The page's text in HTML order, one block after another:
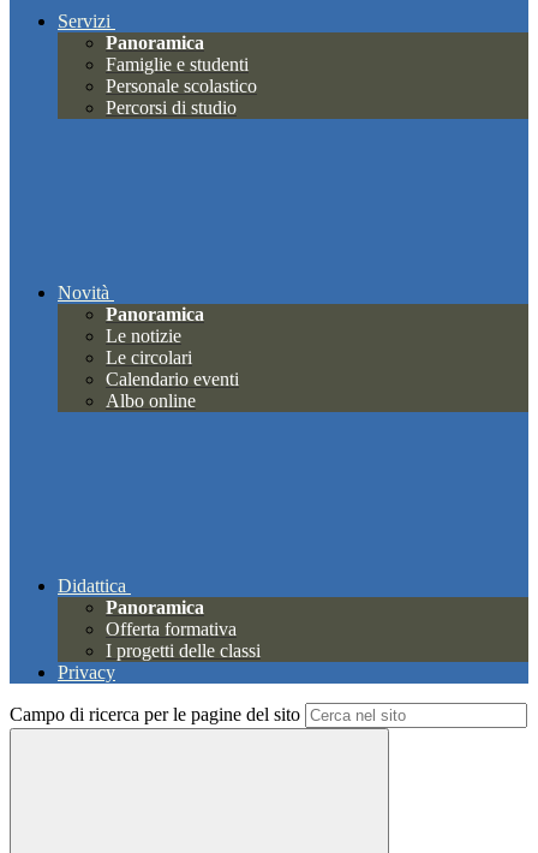
Servizi
Panoramica
Famiglie e studenti
Personale scolastico
Percorsi di studio
Novità
Panoramica
Le notizie
Le circolari
Calendario eventi
Albo online
Didattica
Panoramica
Offerta formativa
I progetti delle classi
Privacy
Campo di ricerca per le pagine del sito